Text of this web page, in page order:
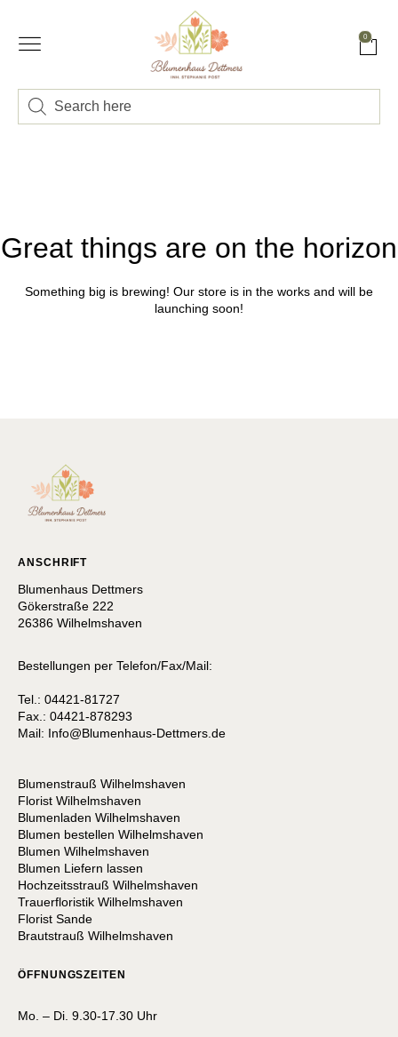
0
Great things are on the horizon
Something big is brewing! Our store is in the works and will be
launching soon!
ANSCHRIFT
Blumenhaus Dettmers
Gökerstraße 222
26386 Wilhelmshaven
Bestellungen per Telefon/Fax/Mail:
Tel.: 04421-81727
Fax.: 04421-878293
Mail: Info@Blumenhaus-Dettmers.de
Blumenstrauß Wilhelmshaven
Florist Wilhelmshaven
Blumenladen Wilhelmshaven
Blumen bestellen Wilhelmshaven
Blumen Wilhelmshaven
Blumen Liefern lassen
Hochzeitsstrauß Wilhelmshaven
Trauerfloristik Wilhelmshaven
Florist Sande
Brautstrauß Wilhelmshaven
ÖFFNUNGSZEITEN
Mo. – Di. 9.30-17.30 Uhr